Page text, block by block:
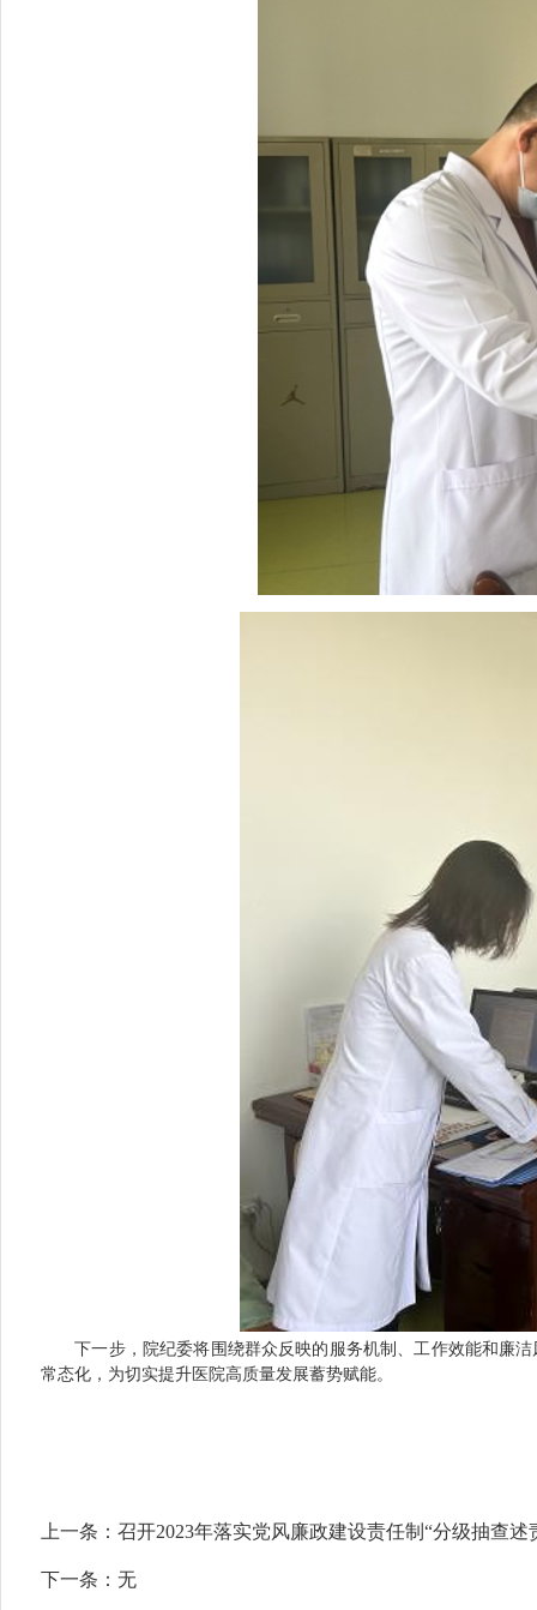
下一步，院纪委将围绕群众反映的服务机制、工作效能和廉
常态化，为切实提升医院高质量发展蓄势赋能。
上一条： 召开2023年落实党风廉政建设责任制“分级抽查述
下一条： 无